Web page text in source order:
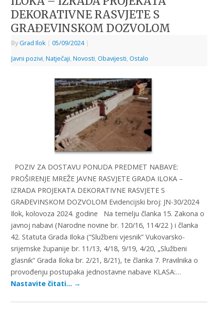
DEKORATIVNE RASVJETE S
GRAĐEVINSKOM DOZVOLOM
ByGrad Ilok | 05/09/2024 |
Javni pozivi, Natječaji, Novosti, Obavijesti, Ostalo
POZIV ZA DOSTAVU PONUDA PREDMET NABAVE:
PROŠIRENJE MREŽE JAVNE RASVJETE GRADA ILOKA –
IZRADA PROJEKATA DEKORATIVNE RASVJETE S
GRAĐEVINSKOM DOZVOLOM Evidencijski broj: JN-30/2024
Ilok, kolovoza 2024. godine Na temelju članka 15. Zakona o
javnoj nabavi (Narodne novine br. 120/16, 114/22 ) i članka
42. Statuta Grada Iloka (“Službeni vjesnik” Vukovarsko-
srijemske županije br. 11/13, 4/18, 9/19, 4/20, „Službeni
glasnik“ Grada Iloka br. 2/21, 8/21), te članka 7. Pravilnika o
provođenju postupaka jednostavne nabave KLASA:…
Nastavite čitati… →